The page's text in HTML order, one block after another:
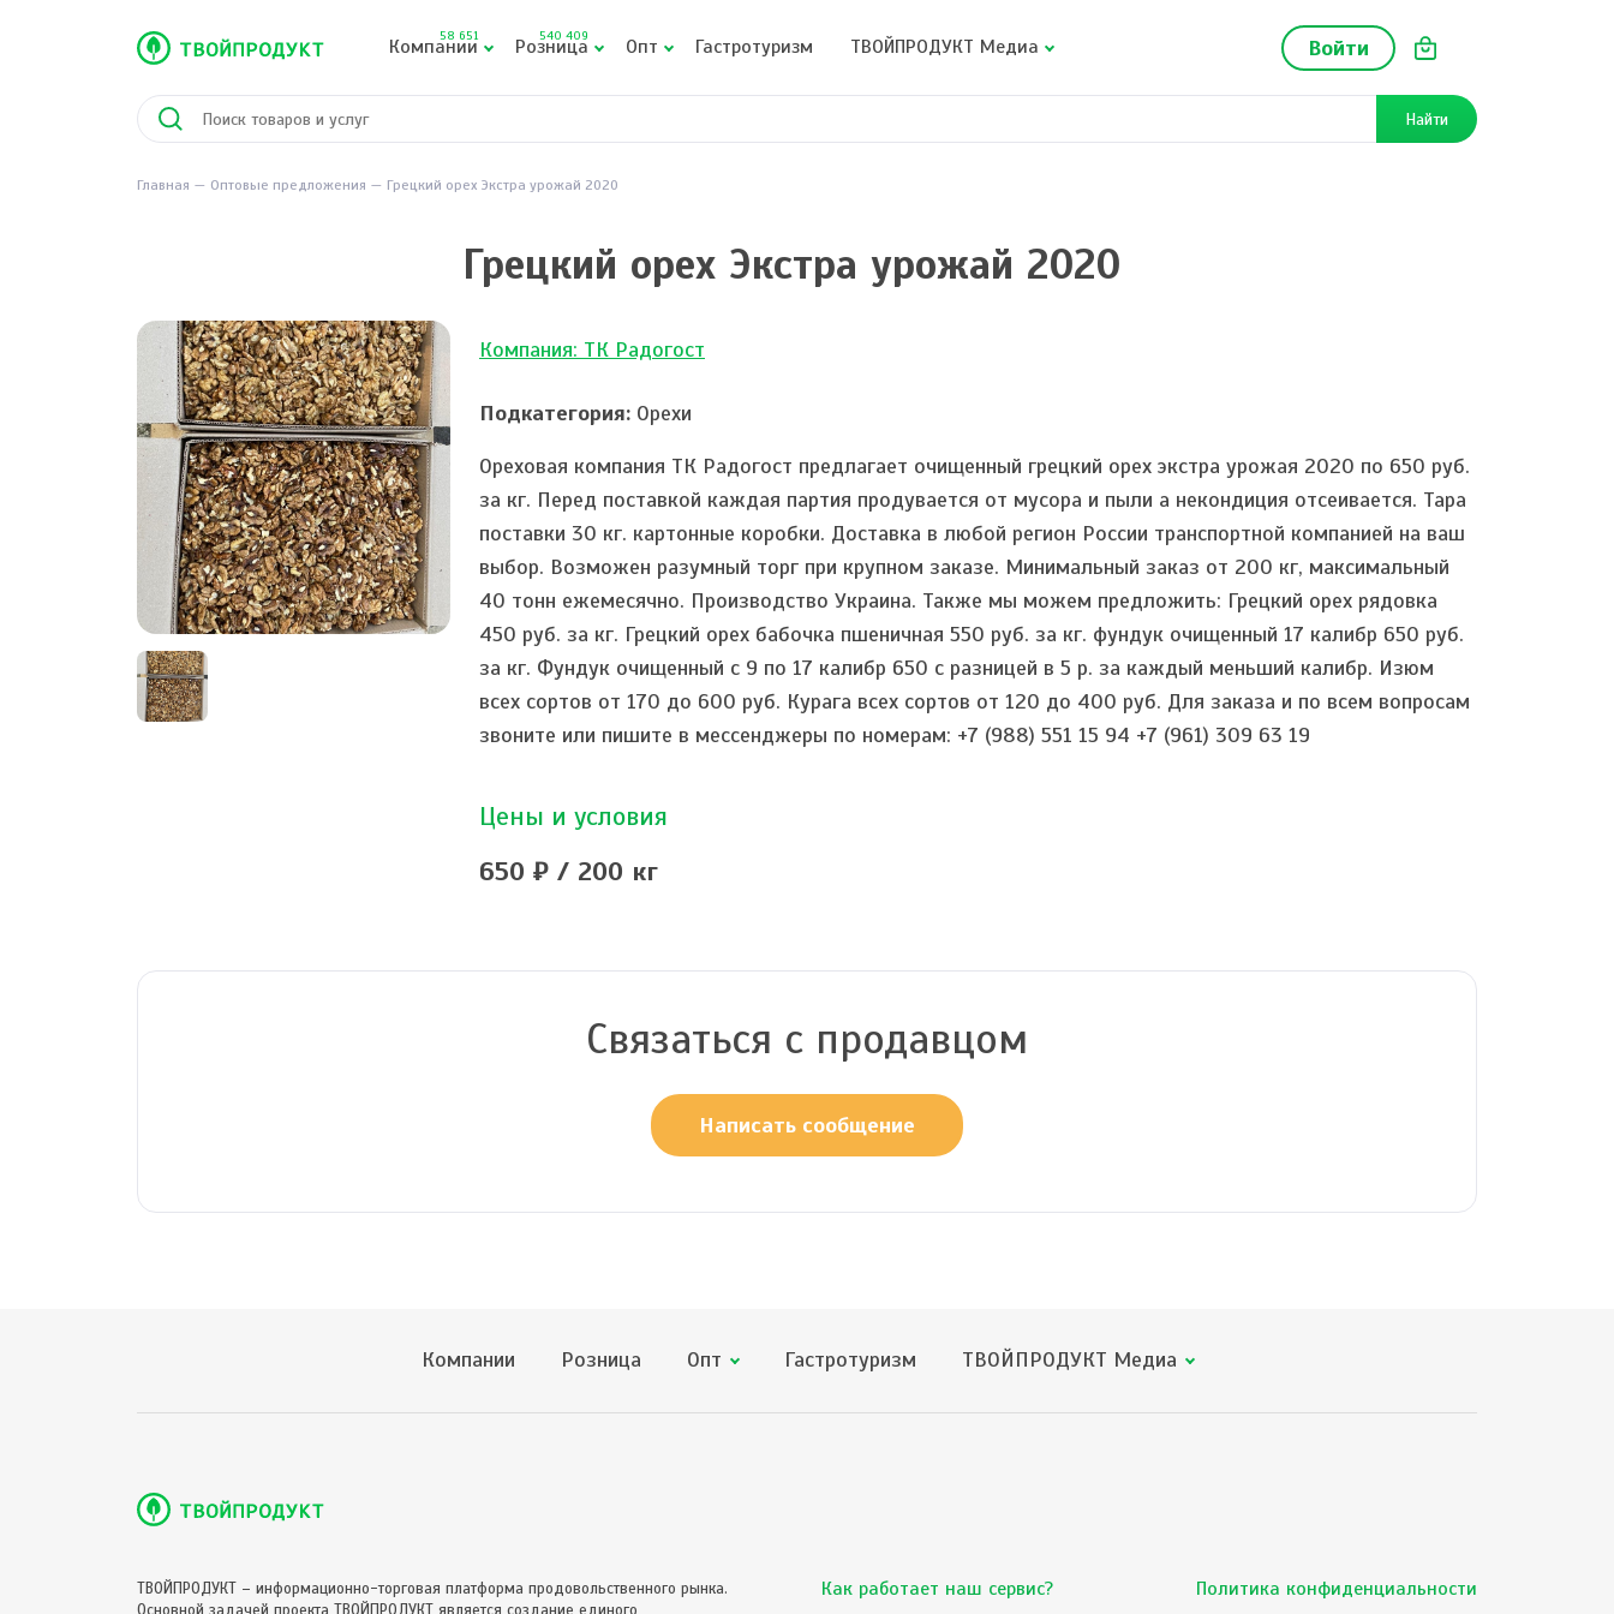
Войти
Компании
58 651 Розница
540 409 Опт Гастротуризм ТВОЙПРОДУКТ Медиа
Найти
Главная Оптовые предложения Грецкий орех Экстра урожай 2020
Грецкий орех Экстра урожай 2020
Компания: ТК Радогост
Подкатегория: Орехи
Ореховая компания ТК Радогост предлагает очищенный грецкий орех экстра урожая 2020 по 650 руб.
за кг. Перед поставкой каждая партия продувается от мусора и пыли а некондиция отсеивается. Тара
поставки 30 кг. картонные коробки. Доставка в любой регион России транспортной компанией на ваш
выбор. Возможен разумный торг при крупном заказе. Минимальный заказ от 200 кг, максимальный
40 тонн ежемесячно. Производство Украина. Также мы можем предложить: Грецкий орех рядовка
450 руб. за кг. Грецкий орех бабочка пшеничная 550 руб. за кг. фундук очищенный 17 калибр 650 руб.
за кг. Фундук очищенный с 9 по 17 калибр 650 с разницей в 5 р. за каждый меньший калибр. Изюм
всех сортов от 170 до 600 руб. Курага всех сортов от 120 до 400 руб. Для заказа и по всем вопросам
звоните или пишите в мессенджеры по номерам: +7 (988) 551 15 94 +7 (961) 309 63 19
Цены и условия
650 ₽ / 200 кг
Связаться с продавцом
Написать сообщение
Компании Розница Опт Гастротуризм ТВОЙПРОДУКТ Медиа
ТВОЙПРОДУКТ – информационно-торговая платформа продовольственного рынка.
Как работает наш сервис?
Политика конфиденциальности